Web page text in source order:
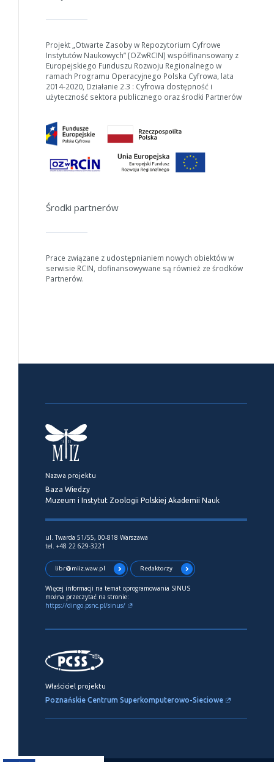
Projekt „Otwarte Zasoby w Repozytorium Cyfrowe
Instytutów Naukowych” [OZwRCIN] współfinansowany z
Europejskiego Funduszu Rozwoju Regionalnego w
ramach Programu Operacyjnego Polska Cyfrowa, lata
2014-2020, Działanie 2.3 : Cyfrowa dostępność i
użyteczność sektora publicznego oraz środki Partnerów
Środki partnerów
Prace związane z udostępnianiem nowych obiektów w
serwisie RCIN, dofinansowywane są również ze środków
Partnerów.
Nazwa projektu
Baza Wiedzy
Muzeum i Instytut Zoologii Polskiej Akademii Nauk
ul. Twarda 51/55, 00-818 Warszawa
tel. +48 22 629-3221
libr@miiz.waw.pl Redaktorzy
Więcej informacji na temat oprogramowania SINUS
można przeczytać na stronie:
https://dingo.psnc.pl/sinus/
Właściciel projektu
Poznańskie Centrum Superkomputerowo-Sieciowe